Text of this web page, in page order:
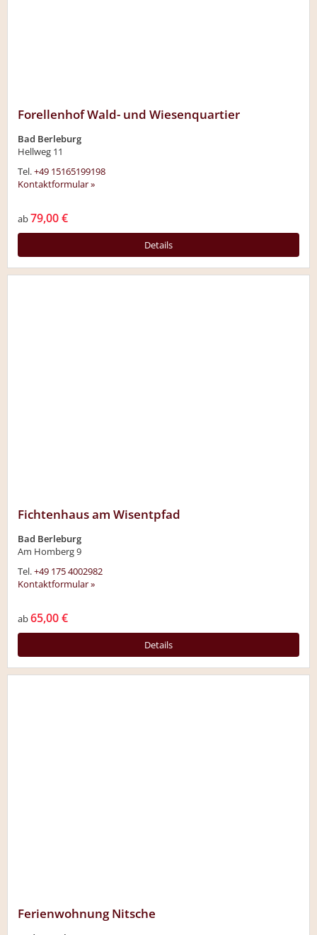
Forellenhof Wald- und Wiesenquartier
Bad Berleburg
Hellweg 11
Tel.+49 15165199198
Kontaktformular »
ab79,00 €
Details
Fichtenhaus am Wisentpfad
Bad Berleburg
Am Homberg 9
Tel.+49 175 4002982
Kontaktformular »
ab65,00 €
Details
Ferienwohnung Nitsche